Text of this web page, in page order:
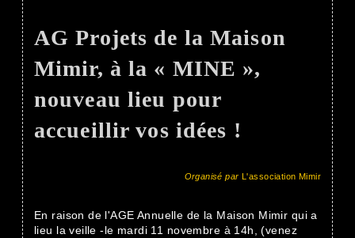
AG Projets de la Maison
Mimir, à la « MINE »,
nouveau lieu pour
accueillir vos idées !
Organisé parL'association Mimir
En raison de l'AGE Annuelle de la Maison Mimir qui a
lieu la veille -le mardi 11 novembre à 14h, (venez